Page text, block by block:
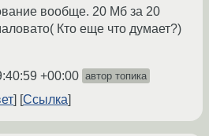
вообще. 20 Мб за 20
Кто еще что думает?)
+00:00 автор топика
Ссылка